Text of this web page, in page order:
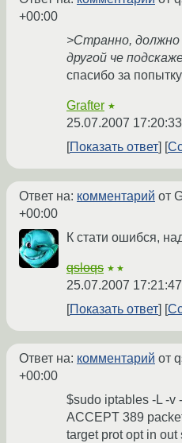
+00:00
>Странно,
другой че
cпасибо за попытку
Grafter ★
25.07.2007
Показать ответ
Ответ на: комментарий от
+00:00
К стати ошибся,
qsloqs ★★
25.07.2007
Показать ответ
Ответ на: комментарий от
+00:00
$sudo iptables -L -v
ACCEPT 389
target prot opt in